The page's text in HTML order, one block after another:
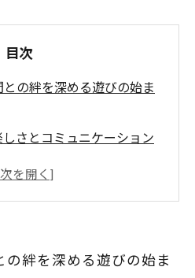
目次
の絆を深める遊びの始ま
さとコミュニケーション
の絆を深める遊びの始ま